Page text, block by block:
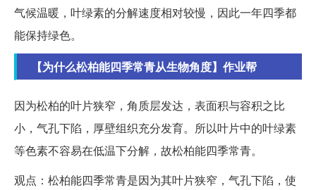
气候温暖，叶绿素的分解速度相对较慢，因此一年四季都
能保持绿色。
【为什么松柏能四季常青从生物角度】作业帮
因为松柏的叶片狭窄，角质层发达，表面积与容积之比
小，气孔下陷，厚壁组织充分发育。所以叶片中的叶绿素
等色素不容易在低温下分解，故松柏能四季常青。
观点：松柏能四季常青是因为其叶片狭窄，气孔下陷，使